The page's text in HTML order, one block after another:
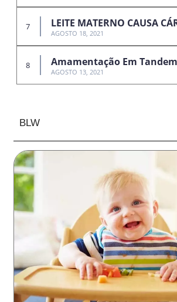
LEITE MATERNO CAUSA
AGOSTO 18, 2021
Amamentação Em Tandem
AGOSTO 13, 2021
BLW